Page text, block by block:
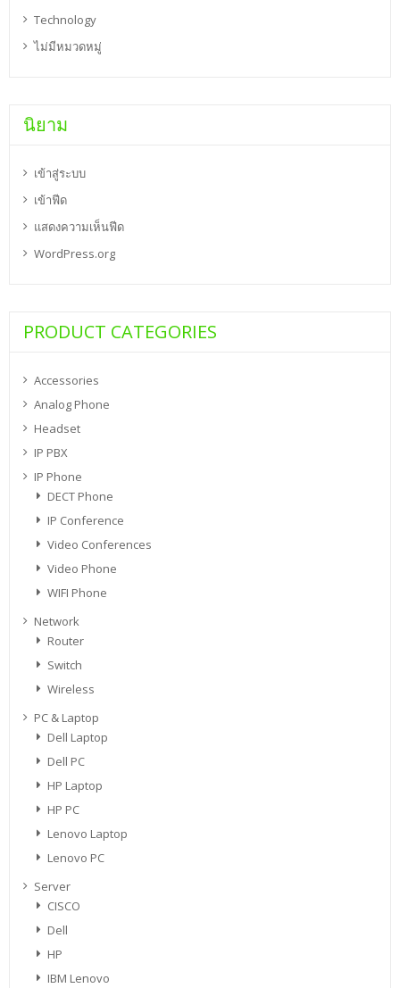
Technology
ไม่มีหมวดหมู่
นิยาม
เข้าสู่ระบบ
เข้าฟีด
แสดงความเห็นฟีด
WordPress.org
PRODUCT CATEGORIES
Accessories
Analog Phone
Headset
IP PBX
IP Phone
DECT Phone
IP Conference
Video Conferences
Video Phone
WIFI Phone
Network
Router
Switch
Wireless
PC & Laptop
Dell Laptop
Dell PC
HP Laptop
HP PC
Lenovo Laptop
Lenovo PC
Server
CISCO
Dell
HP
IBM Lenovo